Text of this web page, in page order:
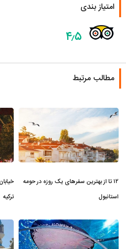
امتیاز بندی
۴٫۵
مطالب مرتبط
۱۲ تا از بهترین سفرهای یک روزه در حومه
استانبول
ترکیه